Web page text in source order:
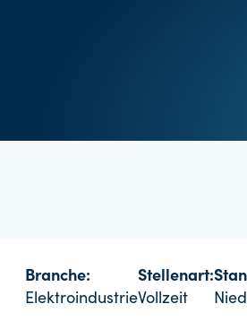
Branche:
Elektroindustrie
Stellenart:
Vollzeit